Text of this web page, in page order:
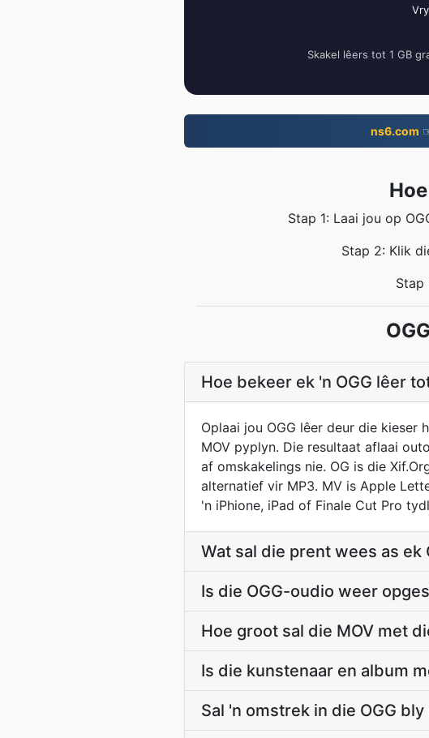
Skakel lêers tot 1 GB
ns6.com
Stap 1: Laai jou op
Stap 2: Klik
Stap
Hoe bekeer ek 'n OGG lêer
Oplaai jou OGG lêer deur die
MOV pyplyn. Die resultaat aflaai
af omskakelings nie. OG is die
alternatief vir MP3. MV is Apple
'n iPhione, iPad of Finale Cut Pro
Wat sal die prent wees as ek
Is die OGG-oudio weer
Hoe groot sal die MOV met
Is die kunstenaar en album
Sal 'n omstrek in die OGG